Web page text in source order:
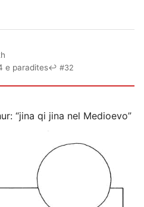
e paradites↩ #32
“jina qi jina nel Medioevo”